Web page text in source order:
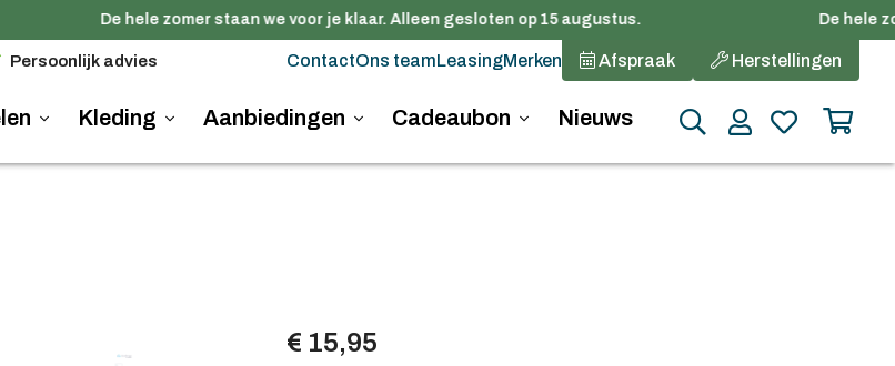
De hele zomer staan we voor je klaar. Alleen gesloten op 15 augustus. De hele
Persoonlijk advies ContactOns teamLeasingMerken Afspraak Herstellingen
Kleding Aanbiedingen Cadeaubon Nieuws
€ 15,95